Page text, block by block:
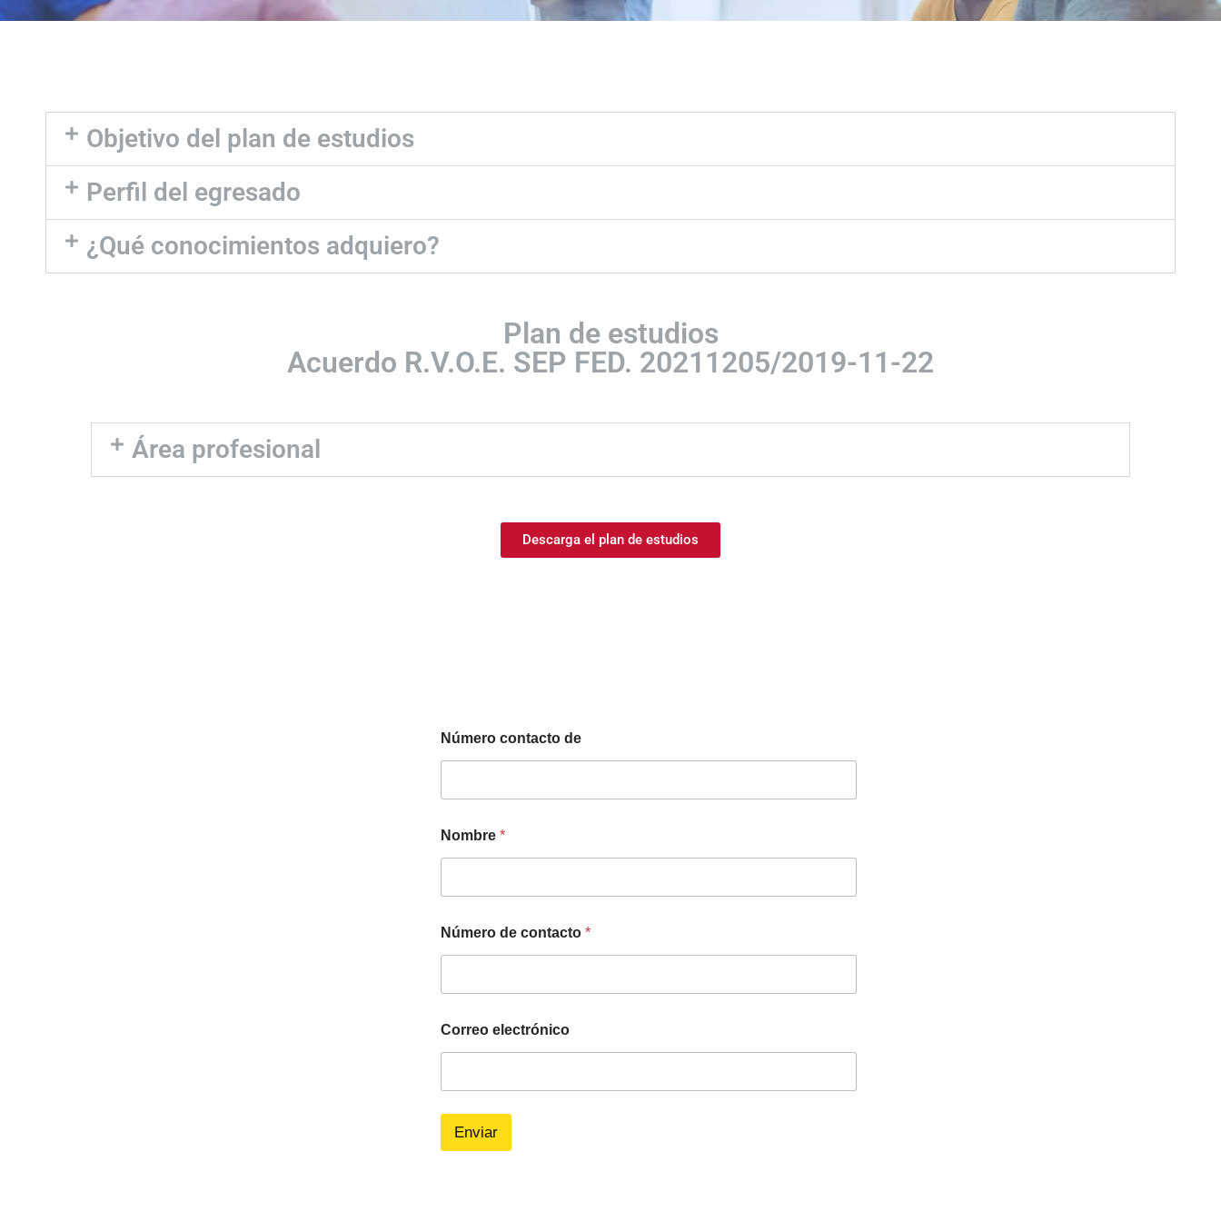
Objetivo del plan de estudios
Perfil del egresado
¿Qué conocimientos adquiero?
Plan de estudios
Acuerdo R.V.O.E. SEP FED. 20211205/2019-11-22
Área profesional
Descarga el plan de estudios
Número contacto de
Nombre *
Número de contacto *
Correo electrónico
Enviar